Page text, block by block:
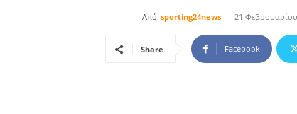
Από sporting24news - 21
Share Facebook